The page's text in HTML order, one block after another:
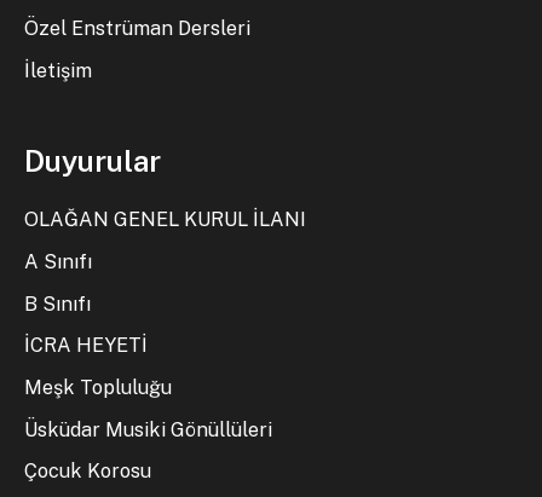
Özel Enstrüman Dersleri
İletişim
Duyurular
OLAĞAN GENEL KURUL İLANI
A Sınıfı
B Sınıfı
İCRA HEYETİ
Meşk Topluluğu
Üsküdar Musiki Gönüllüleri
Çocuk Korosu